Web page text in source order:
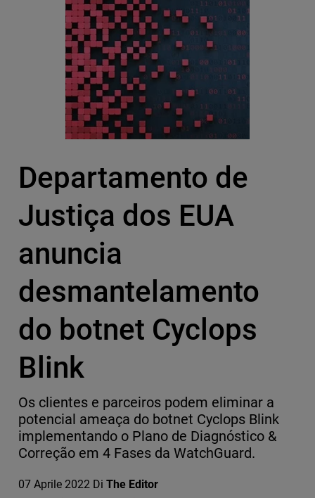
Departamento de
Justiça dos EUA
anuncia
desmantelamento
do botnet Cyclops
Blink
Os clientes e parceiros podem eliminar a
potencial ameaça do botnet Cyclops Blink
implementando o Plano de Diagnóstico &
Correção em 4 Fases da WatchGuard.
07 Aprile 2022 Di The Editor